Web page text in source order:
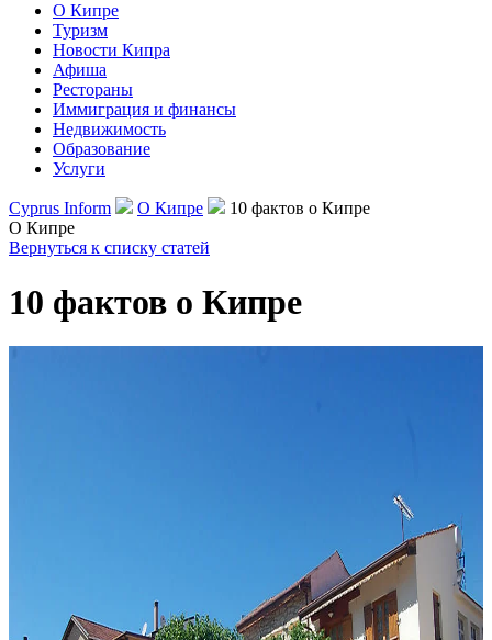
О Кипре
Туризм
Новости Кипра
Афиша
Рестораны
Иммиграция и финансы
Недвижимость
Образование
Услуги
Cyprus Inform О Кипре
10 фактов о Кипре
О Кипре
Вернуться к списку статей
10 фактов о Кипре